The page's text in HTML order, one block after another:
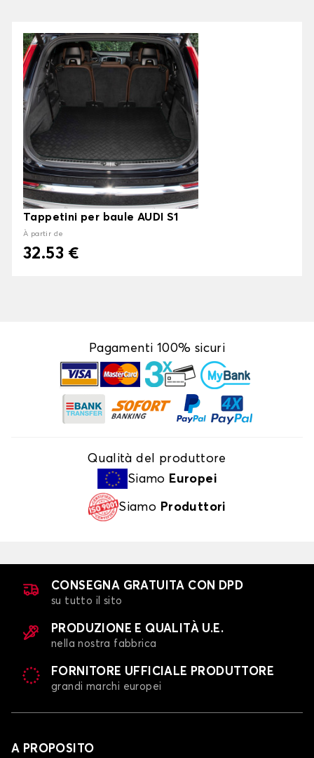
Tappetini per baule AUDI S1
À partir de
32.53 €
Pagamenti 100% sicuri
Qualità del produttore
Siamo Europei
Siamo Produttori
CONSEGNA GRATUITA CON DPD
su tutto il sito
PRODUZIONE E QUALITÀ U.E.
nella nostra fabbrica
FORNITORE UFFICIALE PRODUTTORE
grandi marchi europei
A PROPOSITO